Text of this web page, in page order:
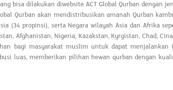
bisa dilakukan diwebsite ACT Global Qurban dengan
Qurban akan mendistribusikan amanah Qurban
(34 propinsi), serta Negara wilayah Asia dan Afrika
Afghanistan, Nigeria, Kazakstan, Kyrgistan, Chad,
bagi masyarakat muslim untuk dapat menjalankan
luas, memberikan pilihan hewan qurban dengan